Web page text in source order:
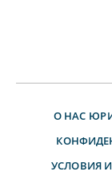
О НАС
УСЛОВИЯ